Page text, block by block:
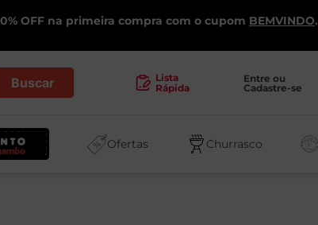
OFF na primeira compra com o cupom BEMVINDO.
Lista
Rápida
Entre ou
Cadastre-se
Ofertas Churrasco